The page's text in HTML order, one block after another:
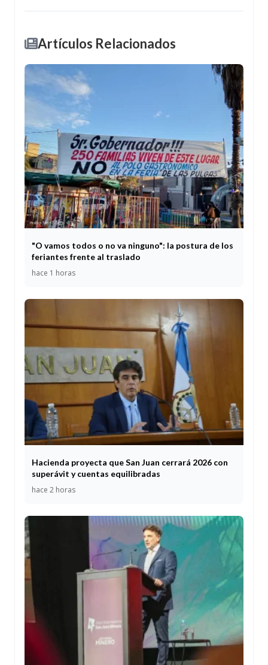
Artículos Relacionados
"O vamos todos o no va ninguno": la postura de los
feriantes frente al traslado
hace 1 horas
Hacienda proyecta que San Juan cerrará 2026 con
superávit y cuentas equilibradas
hace 2 horas